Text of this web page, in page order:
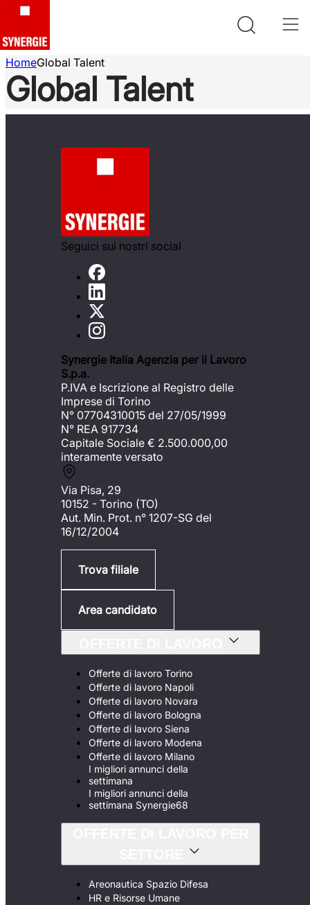
HomeGlobal Talent
Global Talent
Seguici sui nostri social
Synergie Italia Agenzia per il Lavoro
S.p.a.
P.IVA e Iscrizione al Registro delle
Imprese di Torino
N° 07704310015 del 27/05/1999
N° REA 917734
Capitale Sociale € 2.500.000,00
interamente versato
Via Pisa, 29
10152 - Torino (TO)
Aut. Min. Prot. n° 1207-SG del
16/12/2004
Trova filiale
Area candidato
Offerte di lavoro Torino
Offerte di lavoro Napoli
Offerte di lavoro Novara
Offerte di lavoro Bologna
Offerte di lavoro Siena
Offerte di lavoro Modena
Offerte di lavoro Milano
I migliori annunci della
settimana
I migliori annunci della
settimana Synergie68
Areonautica Spazio Difesa
HR e Risorse Umane